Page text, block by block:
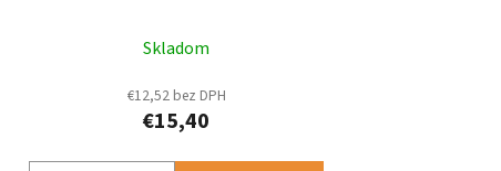
Skladom
€12,52 bez DPH
€15,40